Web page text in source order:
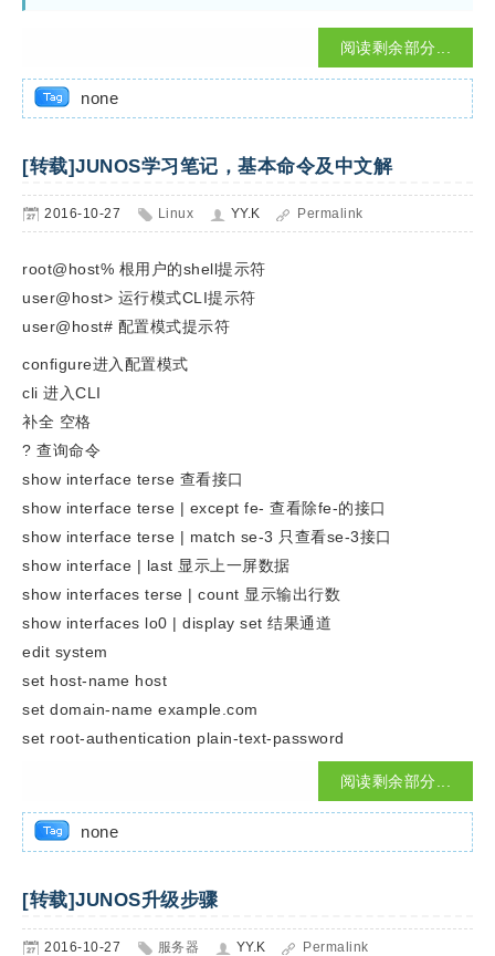
阅读剩余部分...
none
[转载]JUNOS学习笔记，基本命令及中文解
2016-10-27 Linux YY.K Permalink
root@host% 根用户的shell提示符
user@host> 运行模式CLI提示符
user@host# 配置模式提示符
configure进入配置模式
cli 进入CLI
补全 空格
? 查询命令
show interface terse 查看接口
show interface terse | except fe- 查看除fe-的接口
show interface terse | match se-3 只查看se-3接口
show interface | last 显示上一屏数据
show interfaces terse | count 显示输出行数
show interfaces lo0 | display set 结果通道
edit system
set host-name host
set domain-name example.com
set root-authentication plain-text-password
阅读剩余部分...
none
[转载]JUNOS升级步骤
2016-10-27 服务器 YY.K Permalink